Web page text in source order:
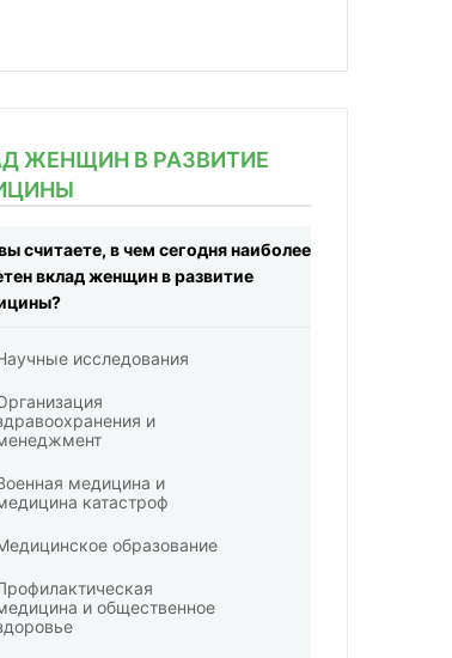
ЖЕНЩИН В РАЗВИТИЕ
считаете, в чем сегодня наиболее
вклад женщин в развитие
исследования
и
медицина и
катастроф
образование
и общественное